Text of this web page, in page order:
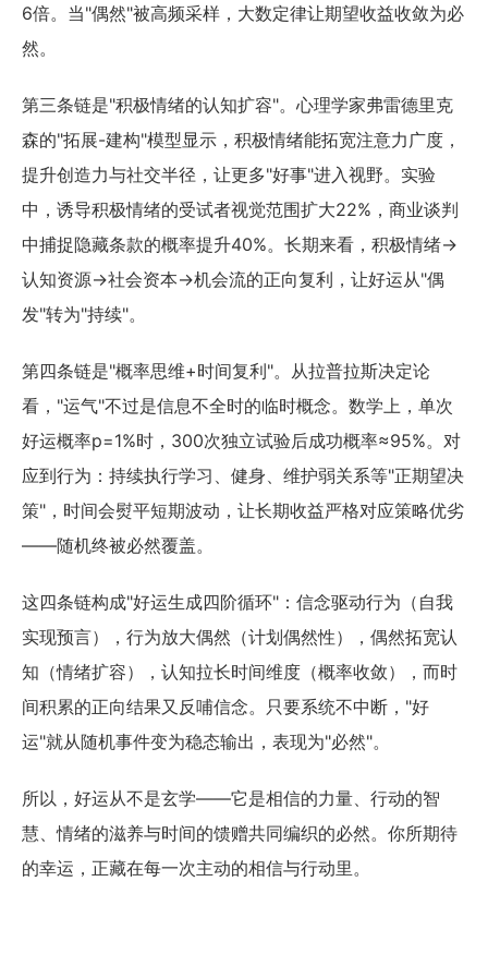
6倍。当"偶然"被高频采样，大数定律让期望收益收敛为必
然。
第三条链是"积极情绪的认知扩容"。心理学家弗雷德里克
森的"拓展-建构"模型显示，积极情绪能拓宽注意力广度，
提升创造力与社交半径，让更多"好事"进入视野。实验
中，诱导积极情绪的受试者视觉范围扩大22%，商业谈判
中捕捉隐藏条款的概率提升40%。长期来看，积极情绪→
认知资源→社会资本→机会流的正向复利，让好运从"偶
发"转为"持续"。
第四条链是"概率思维+时间复利"。从拉普拉斯决定论
看，"运气"不过是信息不全时的临时概念。数学上，单次
好运概率p=1%时，300次独立试验后成功概率≈95%。对
应到行为：持续执行学习、健身、维护弱关系等"正期望决
策"，时间会熨平短期波动，让长期收益严格对应策略优劣
——随机终被必然覆盖。
这四条链构成"好运生成四阶循环"：信念驱动行为（自我
实现预言），行为放大偶然（计划偶然性），偶然拓宽认
知（情绪扩容），认知拉长时间维度（概率收敛），而时
间积累的正向结果又反哺信念。只要系统不中断，"好
运"就从随机事件变为稳态输出，表现为"必然"。
所以，好运从不是玄学——它是相信的力量、行动的智
慧、情绪的滋养与时间的馈赠共同编织的必然。你所期待
的幸运，正藏在每一次主动的相信与行动里。